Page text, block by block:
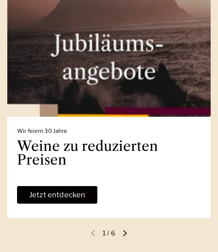
Wir feiern 30 Jahre
Weine zu reduzierten
Preisen
Jetzt entdecken
Vorherige FolieNächste Folie
1 /6